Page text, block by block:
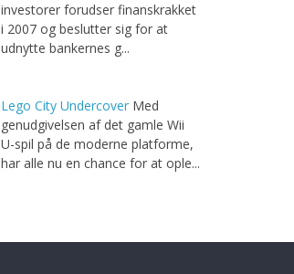
investorer forudser finanskrakket
i 2007 og beslutter sig for at
udnytte bankernes g...
Lego City Undercover Med
genudgivelsen af det gamle Wii
U-spil på de moderne platforme,
har alle nu en chance for at ople...